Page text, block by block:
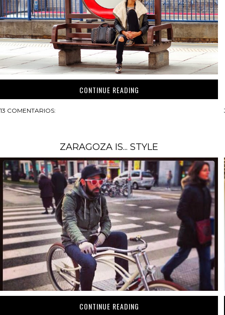
CONTINUE READING
13 COMENTARIOS:
ZARAGOZA IS... STYLE
CONTINUE READING